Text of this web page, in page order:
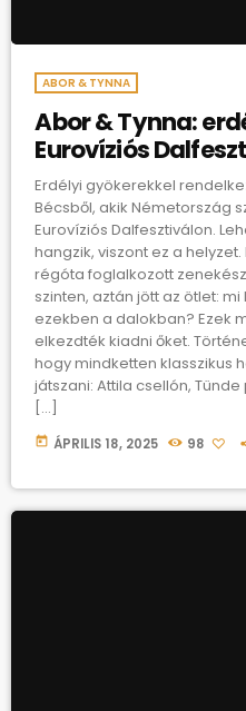
ABOR & TYNNA
Abor & Tynna:
Eurovíziós
Erdélyi gyökerekkel
Bécsből, akik Németország
Eurovíziós Dalfesztiválon.
hangzik, viszont ez a
régóta foglalkozott
szinten, aztán jött az ötlet:
ezekben a dalokban? Ezek
elkezdték kiadni őket.
hogy mindketten klasszikus
játszani: Attila csellón,
[…]
today ÁPRILIS 18, 2025 98